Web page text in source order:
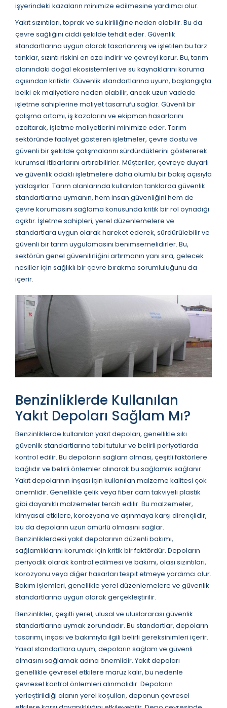
işyerindeki kazaların minimize edilmesine yardımcı olur.
Yakıt sızıntıları, toprak ve su kirliliğine neden olabilir. Bu da
çevre sağlığını ciddi şekilde tehdit eder. Güvenlik
standartlarına uygun olarak tasarlanmış ve işletilen bu tarz
tanklar, sızıntı riskini en aza indirir ve çevreyi korur. Bu, tarım
alanındaki doğal ekosistemleri ve su kaynaklarını koruma
açısından kritiktir. Güvenlik standartlarına uyum, başlangıçta
belki ek maliyetlere neden olabilir, ancak uzun vadede
işletme sahiplerine maliyet tasarrufu sağlar. Güvenli bir
çalışma ortamı, iş kazalarını ve ekipman hasarlarını
azaltarak, işletme maliyetlerini minimize eder. Tarım
sektöründe faaliyet gösteren işletmeler, çevre dostu ve
güvenli bir şekilde çalışmalarını sürdürdüklerini göstererek
kurumsal itibarlarını artırabilirler. Müşteriler, çevreye duyarlı
ve güvenlik odaklı işletmelere daha olumlu bir bakış açısıyla
yaklaşırlar. Tarım alanlarında kullanılan tanklarda güvenlik
standartlarına uymanın, hem insan güvenliğini hem de
çevre korumasını sağlama konusunda kritik bir rol oynadığı
açıktır. İşletme sahipleri, yerel düzenlemelere ve
standartlara uygun olarak hareket ederek, sürdürülebilir ve
güvenli bir tarım uygulamasını benimsemelidirler. Bu,
sektörün genel güvenilirliğini artırmanın yanı sıra, gelecek
nesiller için sağlıklı bir çevre bırakma sorumluluğunu da
içerir.
Benzinliklerde Kullanılan
Yakıt Depoları Sağlam Mı?
Benzinliklerde kullanılan yakıt depoları, genellikle sıkı
güvenlik standartlarına tabi tutulur ve belirli periyotlarda
kontrol edilir. Bu depoların sağlam olması, çeşitli faktörlere
bağlıdır ve belirli önlemler alınarak bu sağlamlık sağlanır.
Yakıt depolarının inşası için kullanılan malzeme kalitesi çok
önemlidir. Genellikle çelik veya fiber cam takviyeli plastik
gibi dayanıklı malzemeler tercih edilir. Bu malzemeler,
kimyasal etkilere, korozyona ve aşınmaya karşı dirençlidir,
bu da depoların uzun ömürlü olmasını sağlar.
Benzinliklerdeki yakıt depolarının düzenli bakımı,
sağlamlıklarını korumak için kritik bir faktördür. Depoların
periyodik olarak kontrol edilmesi ve bakımı, olası sızıntıları,
korozyonu veya diğer hasarları tespit etmeye yardımcı olur.
Bakım işlemleri, genellikle yerel düzenlemelere ve güvenlik
standartlarına uygun olarak gerçekleştirilir.
Benzinlikler, çeşitli yerel, ulusal ve uluslararası güvenlik
standartlarına uymak zorundadır. Bu standartlar, depoların
tasarımı, inşası ve bakımıyla ilgili belirli gereksinimleri içerir.
Yasal standartlara uyum, depoların sağlam ve güvenli
olmasını sağlamak adına önemlidir. Yakıt depoları
genellikle çevresel etkilere maruz kalır, bu nedenle
çevresel kontrol önlemleri alınmalıdır. Depoların
yerleştirildiği alanın yerel koşulları, deponun çevresel